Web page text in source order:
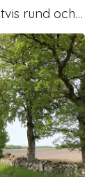
rund och…